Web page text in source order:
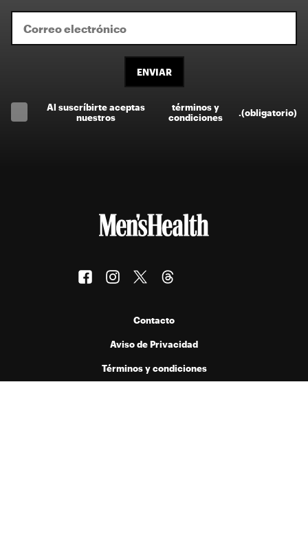
ENVIAR
Al suscríbirte aceptas
nuestros
términos y
condiciones
(obligatorio)
Contacto
Aviso de Privacidad
Términos y condiciones